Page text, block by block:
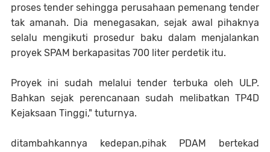
proses tender sehingga perusahaan pemenang tender
tak amanah. Dia menegasakan, sejak awal pihaknya
selalu mengikuti prosedur baku dalam menjalankan
proyek SPAM berkapasitas 700 liter perdetik itu.
Proyek ini sudah melalui tender terbuka oleh ULP.
Bahkan sejak perencanaan sudah melibatkan TP4D
Kejaksaan Tinggi," tuturnya.
ditambahkannya kedepan,pihak PDAM bertekad